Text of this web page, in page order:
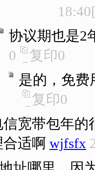
18:40[
协议期也是2
0
复印0
是的，免费
复印0
信宽带包年的
合适啊 wjfsfx